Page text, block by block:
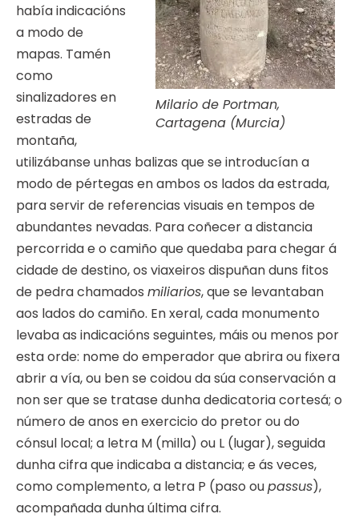
Milario de Portman,
Cartagena (Murcia)
había indicacións
a modo de
mapas. Tamén
como
sinalizadores en
estradas de
montaña,
utilizábanse unhas balizas que se introducían a
modo de pértegas en ambos os lados da estrada,
para servir de referencias visuais en tempos de
abundantes nevadas. Para coñecer a distancia
percorrida e o camiño que quedaba para chegar á
cidade de destino, os viaxeiros dispuñan duns fitos
de pedra chamados miliarios, que se levantaban
aos lados do camiño. En xeral, cada monumento
levaba as indicacións seguintes, máis ou menos por
esta orde: nome do emperador que abrira ou fixera
abrir a vía, ou ben se coidou da súa conservación a
non ser que se tratase dunha dedicatoria cortesá; o
número de anos en exercicio do pretor ou do
cónsul local; a letra M (milla) ou L (lugar), seguida
dunha cifra que indicaba a distancia; e ás veces,
como complemento, a letra P (paso oupassus),
acompañada dunha última cifra.